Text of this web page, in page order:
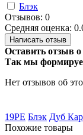
Блэк
Отзывов: 0
Средняя оценка:
Написать отзыв
Оставить отзыв
Так мы
Нет отзывов об
19PE Блэк Дуб
Похожие товары